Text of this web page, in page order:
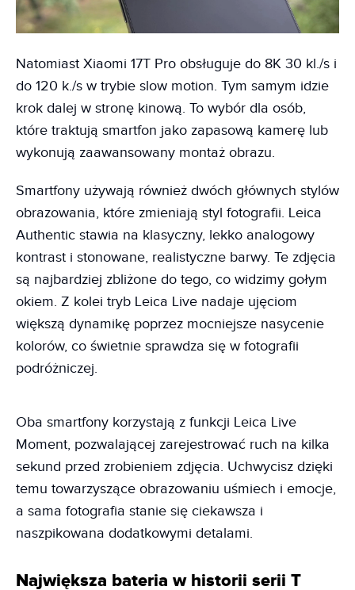
Natomiast Xiaomi 17T Pro obsługuje do 8K 30 kl./s i
do 120 k./s w trybie slow motion. Tym samym idzie
krok dalej w stronę kinową. To wybór dla osób,
które traktują smartfon jako zapasową kamerę lub
wykonują zaawansowany montaż obrazu.
Smartfony używają również dwóch głównych stylów
obrazowania, które zmieniają styl fotografii. Leica
Authentic stawia na klasyczny, lekko analogowy
kontrast i stonowane, realistyczne barwy. Te zdjęcia
są najbardziej zbliżone do tego, co widzimy gołym
okiem. Z kolei tryb Leica Live nadaje ujęciom
większą dynamikę poprzez mocniejsze nasycenie
kolorów, co świetnie sprawdza się w fotografii
podróżniczej.
Oba smartfony korzystają z funkcji Leica Live
Moment, pozwalającej zarejestrować ruch na kilka
sekund przed zrobieniem zdjęcia. Uchwycisz dzięki
temu towarzyszące obrazowaniu uśmiech i emocje,
a sama fotografia stanie się ciekawsza i
naszpikowana dodatkowymi detalami.
Największa bateria w historii serii T